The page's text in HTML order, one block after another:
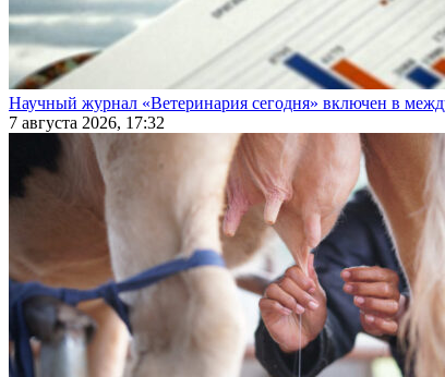
Научный журнал «Ветеринария сегодня» включен в
7 августа 2026, 17:32